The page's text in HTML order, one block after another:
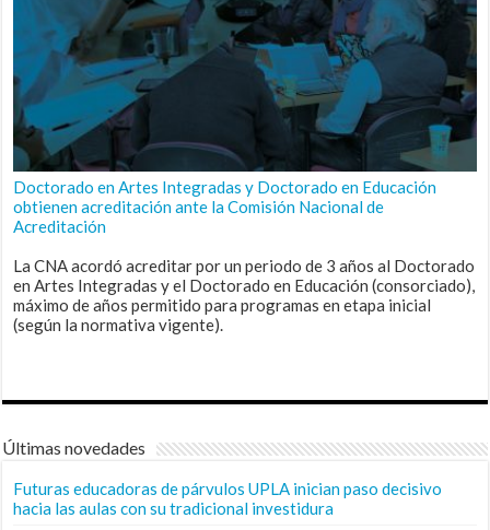
Doctorado en Artes Integradas y Doctorado en Educación
obtienen acreditación ante la Comisión Nacional de
Acreditación
La CNA acordó acreditar por un periodo de 3 años al Doctorado
en Artes Integradas y el Doctorado en Educación (consorciado),
máximo de años permitido para programas en etapa inicial
(según la normativa vigente).
Últimas novedades
Futuras educadoras de párvulos UPLA inician paso decisivo
hacia las aulas con su tradicional investidura